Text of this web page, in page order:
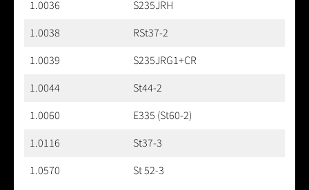
1.0036
S235JRH
1.0038
RSt37-2
1.0039
S235JRG1+CR
1.0044
St44-2
1.0060
E335 (St60-2)
1.0116
St37-3
1.0570
St 52-3